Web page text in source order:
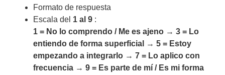
Formato de respuesta
Escala del 1 al 9 :
1 = No lo comprendo / Me es ajeno → 3 = Lo
entiendo de forma superficial
→ 5 = Estoy
empezando a integrarlo → 7 = Lo aplico con
frecuencia → 9 = Es parte de mí / Es mi forma